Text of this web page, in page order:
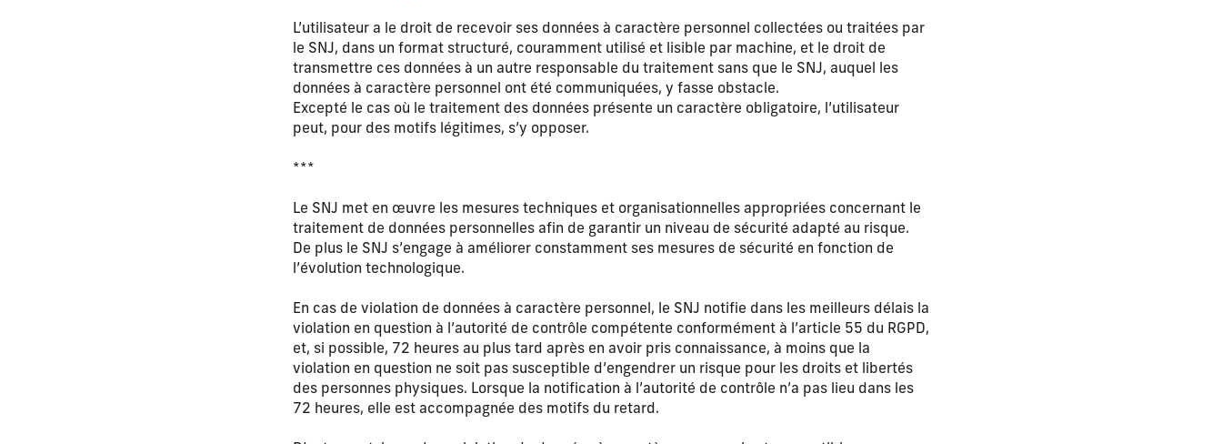
L’utilisateur a le droit de recevoir ses données à caractère personnel collectées ou traitées par
le SNJ, dans un format structuré, couramment utilisé et lisible par machine, et le droit de
transmettre ces données à un autre responsable du traitement sans que le SNJ, auquel les
données à caractère personnel ont été communiquées, y fasse obstacle.
Excepté le cas où le traitement des données présente un caractère obligatoire, l’utilisateur
peut, pour des motifs légitimes, s’y opposer.
***
Le SNJ met en œuvre les mesures techniques et organisationnelles appropriées concernant le
traitement de données personnelles afin de garantir un niveau de sécurité adapté au risque.
De plus le SNJ s’engage à améliorer constamment ses mesures de sécurité en fonction de
l’évolution technologique.
En cas de violation de données à caractère personnel, le SNJ notifie dans les meilleurs délais la
violation en question à l’autorité de contrôle compétente conformément à l’article 55 du RGPD,
et, si possible, 72 heures au plus tard après en avoir pris connaissance, à moins que la
violation en question ne soit pas susceptible d’engendrer un risque pour les droits et libertés
des personnes physiques. Lorsque la notification à l’autorité de contrôle n’a pas lieu dans les
72 heures, elle est accompagnée des motifs du retard.